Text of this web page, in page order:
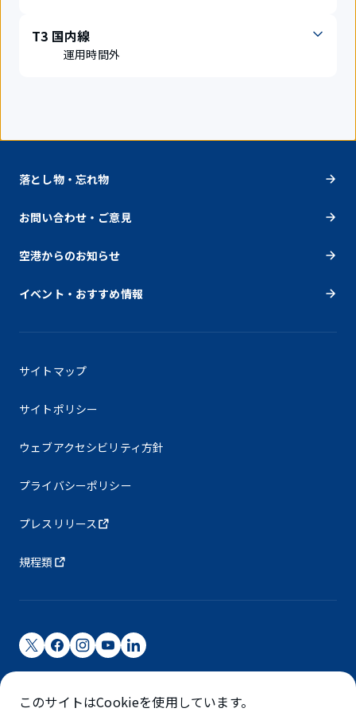
T3 国内線
運用時間外
落とし物・忘れ物
お問い合わせ・ご意見
空港からのお知らせ
イベント・おすすめ情報
サイトマップ
サイトポリシー
ウェブアクセシビリティ方針
プライバシーポリシー
プレスリリース
規程類
成田国際空港株式会社
このサイトはCookieを使用しています。